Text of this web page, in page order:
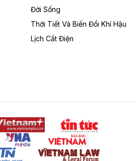
Công ty Amata thuê gần 59 ha
nghiệp công nghệ cao Long
tỷ đồng làm cao tốc
Sơn
trung du, miền núi phía Bắc
quốc tế tại Lạng Sơn.
Đời Sống
Thời Tiết Và Biến Đổi Khí Hậu
Lịch Cắt Điện